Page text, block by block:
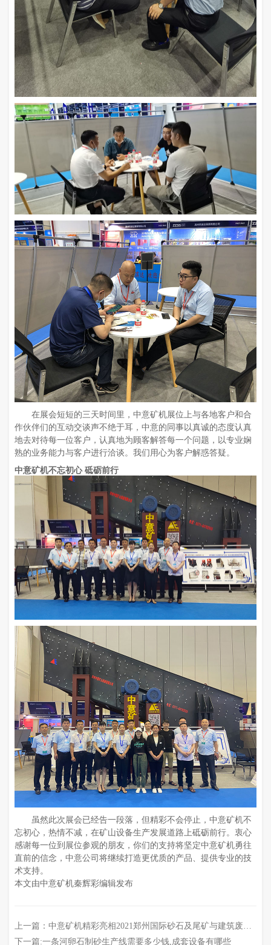
在展会短短的三天时间里，中意矿机展位上与各地客户和合
作伙伴们的互动交谈声不绝于耳，中意的同事以真诚的态度认真
地去对待每一位客户，认真地为顾客解答每一个问题，以专业娴
熟的业务能力与客户进行洽谈。我们用心为客户解惑答疑。
中意矿机不忘初心 砥砺前行
虽然此次展会已经告一段落，但精彩不会停止，中意矿机不
忘初心，热情不减，在矿山设备生产发展道路上砥砺前行。衷心
感谢每一位到展位参观的朋友，你们的支持将坚定中意矿机勇往
直前的信念，中意公司将继续打造更优质的产品、提供专业的技
术支持。
本文由中意矿机秦辉彩编辑发布
上一篇：中意矿机精彩亮相2021郑州国际砂石及尾矿与建筑废弃物处置技术展会
下一篇:一条河卵石制砂生产线需要多少钱,成套设备有哪些